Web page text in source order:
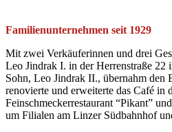
Familienunternehmen seit 1929
Mit zwei Verkäuferinnen und drei
Leo Jindrak I. in der Herrenstraße
Sohn, Leo Jindrak II., übernahm den
renovierte und erweiterte das Café in
Feinschmeckerrestaurant “Pikant”
um Filialen am Linzer Südbahnhof